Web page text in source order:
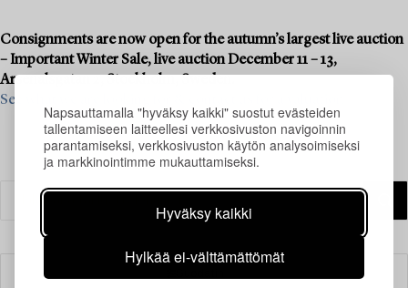
Napsauttamalla "hyväksy kaikki" suostut evästeiden
tallentamiseen laitteellesi verkkosivuston navigoinnin
parantamiseksi, verkkosivuston käytön analysoimiseksi
ja markkinointimme mukauttamiseksi.
Hyväksy kaikki
Hylkää ei-välttämättömät
Consignments are now open for the autumn’s largest live auction
– Important Winter Sale, live auction December 11 – 13,
Arsenalsgatan 2, Stockholm, Sweden.
See what we are looking for & contact us for a valuation>